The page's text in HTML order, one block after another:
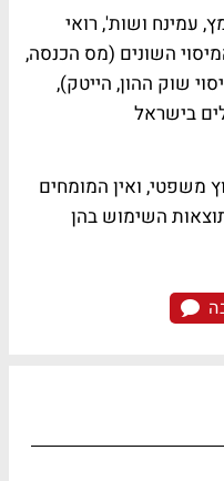
עמינח ושות', רואי
השונים (מס הכנסה,
שוק ההון, הייטק),
בישראל
משפטי, ואין המומחים
השימוש בהן